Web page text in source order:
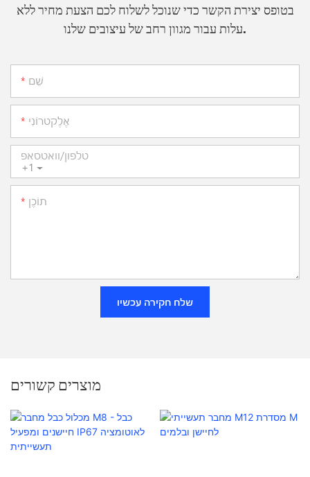
בטופס יצירת הקשר כדי שנוכל לשלוח לכם הצעת מחיר ללא
עלות עבור מגוון רחב של עיצובים שלנו.
שֵׁם
אֶלֶקטרוֹנִי
+1
טלפון/וואטסאפ
תוֹכֶן
שלח חקירה עכשיו
מוצרים קשורים